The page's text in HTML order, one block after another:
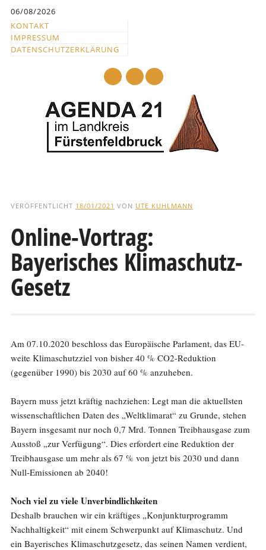
springen
06/08/2026
KONTAKT
IMPRESSUM
DATENSCHUTZERKLÄRUNG
und
Text
VERÖFFENTLICHT 18/01/2021 VON UTE KUHLMANN
Online-Vortrag:
Bayerisches Klimaschutz-
Gesetz
Am 07.10.2020 beschloss das Europäische Parlament, das EU-
weite Klimaschutzziel von bisher 40 % CO2-Reduktion
(gegenüber 1990) bis 2030 auf 60 % anzuheben.
Bayern muss jetzt kräftig nachziehen: Legt man die aktuellsten
wissenschaftlichen Daten des „Weltklimarat“ zu Grunde, stehen
Bayern insgesamt nur noch 0,7 Mrd. Tonnen Treibhausgase zum
Ausstoß „zur Verfügung“. Dies erfordert eine Reduktion der
Treibhausgase um mehr als 67 % von jetzt bis 2030 und dann
Null-Emissionen ab 2040!
Noch viel zu viele Unverbindlichkeiten
Deshalb brauchen wir ein kräftiges „Konjunkturprogramm
Nachhaltigkeit“ mit einem Schwerpunkt auf Klimaschutz. Und
ein Bayerisches Klimaschutzgesetz, das seinen Namen verdient,